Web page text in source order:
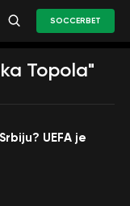
SOCCERBET
Topola"
UEFA je